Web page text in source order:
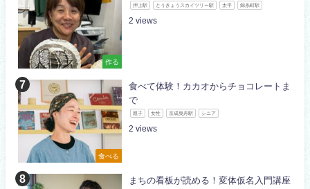
作る
押上駅 とうきょうスカイツリー駅 太平 錦糸町駅
2
食べる
食べて体験！カカオからチョコレートま
で
親子 女性 京成曳舟駅 シニア
2
まちの看板が読める！変体仮名入門講座